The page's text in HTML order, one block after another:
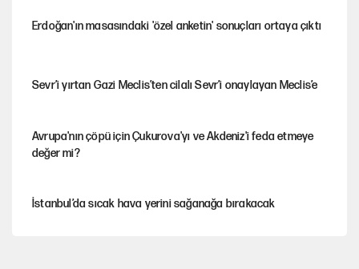
Erdoğan'ın masasındaki 'özel anketin' sonuçları ortaya çıktı
Sevr’i yırtan Gazi Meclis’ten cilalı Sevr’i onaylayan Meclis’e
Avrupa'nın çöpü için Çukurova'yı ve Akdeniz'i feda etmeye
değer mi?
İstanbul’da sıcak hava yerini sağanağa bırakacak